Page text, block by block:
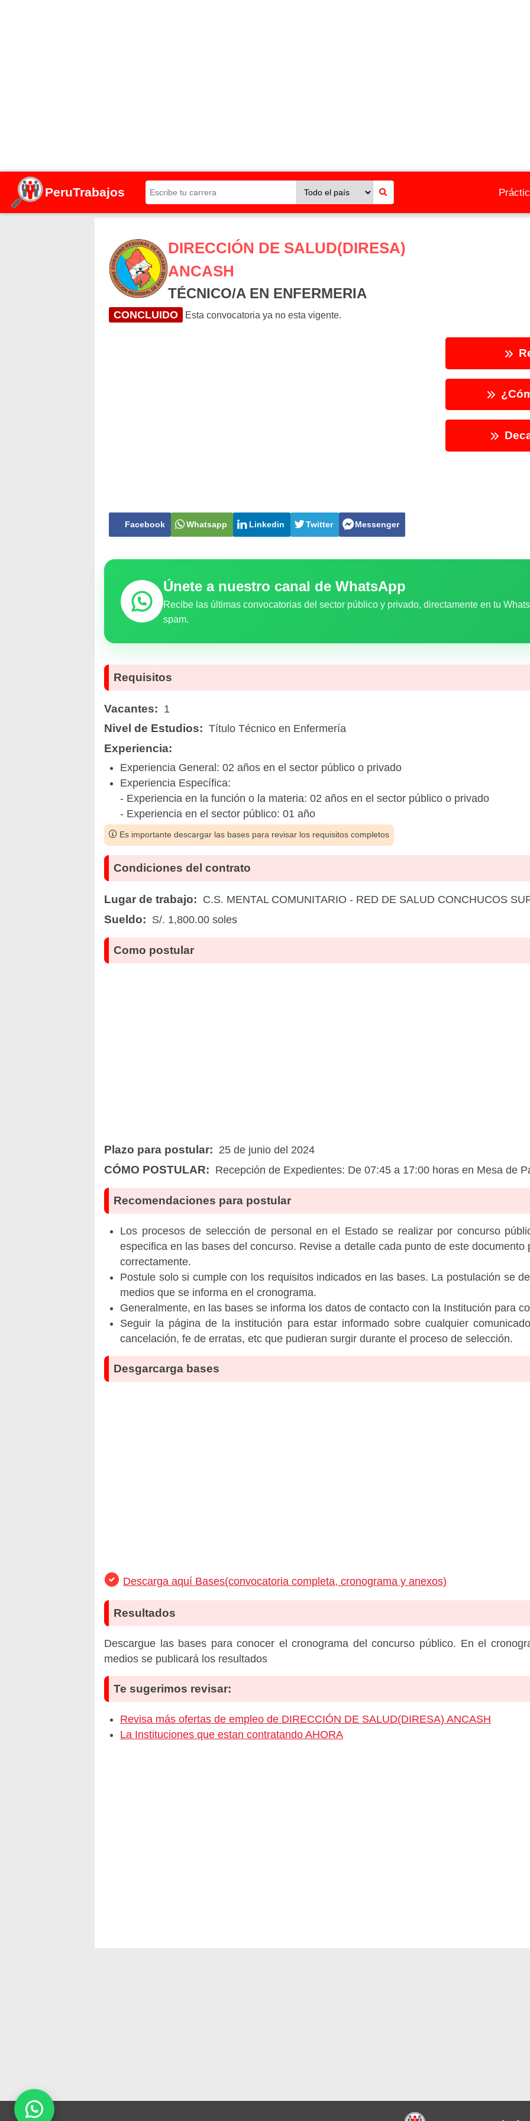
PeruTrabajos
DIRECCIÓN DE SALUD(DIRESA)
ANCASH
TÉCNICO/A EN ENFERMERIA
CONCLUIDO Esta convocatoria ya no esta vigente.
Facebook Whatsapp Linkedin Twitter Messenger
Únete a nuestro canal de WhatsApp
Recibe las últimas convocatorias del sector público y privado, directamente en tu
spam.
Requisitos
Vacantes: 1
Nivel de Estudios: Título Técnico en Enfermería
Experiencia:
Experiencia General: 02 años en el sector público o privado
Experiencia Específica:
- Experiencia en la función o la materia: 02 años en el sector público o privado
- Experiencia en el sector público: 01 año
Es importante descargar las bases para revisar los requisitos completos
Condiciones del contrato
Lugar de trabajo: C.S. MENTAL COMUNITARIO - RED DE SALUD CONCHUCOS
Sueldo: S/. 1,800.00 soles
Como postular
Plazo para postular: 25 de junio del 2024
CÓMO POSTULAR: Recepción de Expedientes: De 07:45 a 17:00 horas en Mesa de
Recomendaciones para postular
Los procesos de selección de personal en el Estado se realizar por concurso
especifica en las bases del concurso. Revise a detalle cada punto de este
correctamente.
Postule solo si cumple con los requisitos indicados en las bases. La postulación se
medios que se informa en el cronograma.
Generalmente, en las bases se informa los datos de contacto con la Institución para
Seguir la página de la institución para estar informado sobre cualquier
cancelación, fe de erratas, etc que pudieran surgir durante el proceso de selección.
Desgarcarga bases
Descarga aquí Bases(convocatoria completa, cronograma y anexos)
Resultados
Descargue las bases para conocer el cronograma del concurso público. En el
medios se publicará los resultados
Te sugerimos revisar:
Revisa más ofertas de empleo de DIRECCIÓN DE SALUD(DIRESA) ANCASH
La Instituciones que estan contratando AHORA